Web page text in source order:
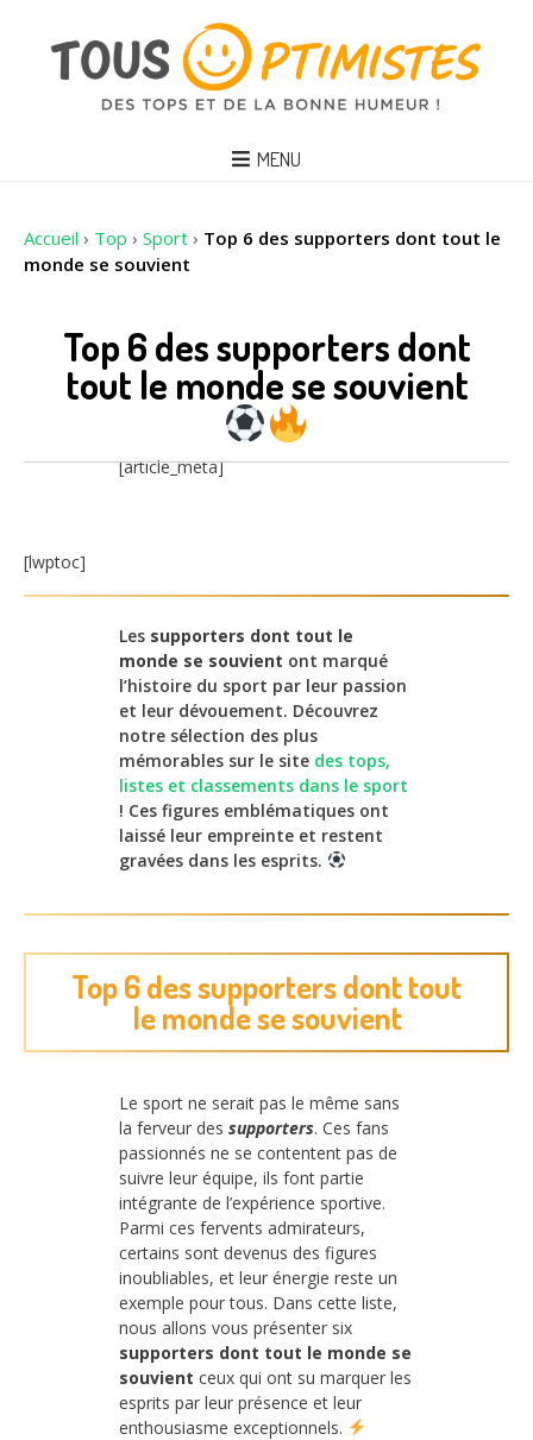
MENU
Accueil › Top › Sport › Top 6 des supporters dont tout le
monde se souvient
Top 6 des supporters dont
tout le monde se souvient
[article_meta]
[lwptoc]
Les supporters dont tout le
monde se souvient ont marqué
l’histoire du sport par leur passion
et leur dévouement. Découvrez
notre sélection des plus
mémorables sur le site des tops,
listes et classements dans le sport
! Ces figures emblématiques ont
laissé leur empreinte et restent
gravées dans les esprits.
Top 6 des supporters dont tout
le monde se souvient
Le sport ne serait pas le même sans
la ferveur des supporters. Ces fans
passionnés ne se contentent pas de
suivre leur équipe, ils font partie
intégrante de l’expérience sportive.
Parmi ces fervents admirateurs,
certains sont devenus des figures
inoubliables, et leur énergie reste un
exemple pour tous. Dans cette liste,
nous allons vous présenter six
supporters dont tout le monde se
souvient ceux qui ont su marquer les
esprits par leur présence et leur
enthousiasme exceptionnels.